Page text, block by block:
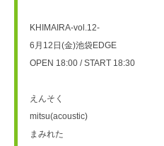
KHIMAIRA-vol.12-
6月12日(金)池袋EDGE
OPEN 18:00 / START 18:30
えんそく
mitsu(acoustic)
まみれた